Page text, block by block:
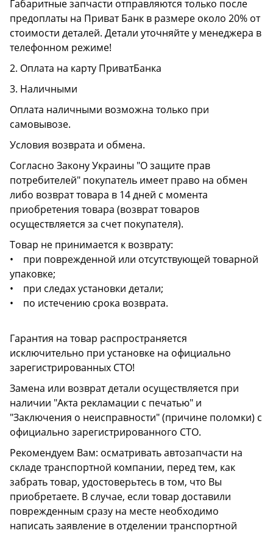
Габаритные запчасти отправляются только после
предоплаты на Приват Банк в размере около 20% от
стоимости деталей. Детали уточняйте у менеджера в
телефонном режиме!
2. Оплата на карту ПриватБанка
3. Наличными
Оплата наличными возможна только при
самовывозе.
Условия возврата и обмена.
Согласно Закону Украины "О защите прав
потребителей" покупатель имеет право на обмен
либо возврат товара в 14 дней с момента
приобретения товара (возврат товаров
осуществляется за счет покупателя).
Товар не принимается к возврату:
• при поврежденной или отсутствующей товарной
упаковке;
• при следах установки детали;
• по истечению срока возврата.
Гарантия на товар распространяется
исключительно при установке на официально
зарегистрированных СТО!
Замена или возврат детали осуществляется при
наличии "Акта рекламации с печатью" и
"Заключения о неисправности" (причине поломки) с
официально зарегистрированного СТО.
Рекомендуем Вам: осматривать автозапчасти на
складе транспортной компании, перед тем, как
забрать товар, удостоверьтесь в том, что Вы
приобретаете. В случае, если товар доставили
поврежденным сразу на месте необходимо
написать заявление в отделении транспортной